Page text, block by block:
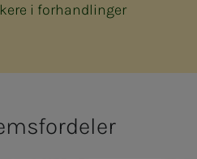
i forhandlinger